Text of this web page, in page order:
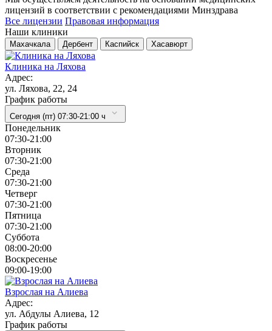
лицензий в соответствии с рекомендациями Минздрава
Все лицензии Правовая информация
Наши клиники
Махачкала Дербент Каспийск Хасавюрт
Клиника на Ляхова
Адрес:
ул. Ляхова, 22, 24
График работы
Сегодня (пт) 07:30-21:00 ч
Понедельник
07:30-21:00
Вторник
07:30-21:00
Cреда
07:30-21:00
Четверг
07:30-21:00
Пятница
07:30-21:00
Суббота
08:00-20:00
Воскресенье
09:00-19:00
Взрослая на Алиева
Адрес:
ул. Абдулы Алиева, 12
График работы